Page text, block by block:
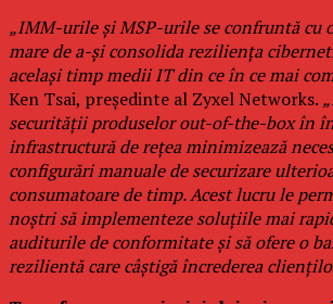
„IMM-urile și MSP-urile se confruntă cu
mare de a-și consolida reziliența
același timp medii IT din ce în ce mai
Ken Tsai, președinte al Zyxel Networks.
securității produselor out-of-the-box în
infrastructură de rețea minimizează
configurări manuale de securizare
consumatoare de timp. Acest lucru le
noștri să implementeze soluțiile mai
auditurile de conformitate și să ofere o
rezilientă care câștigă încrederea